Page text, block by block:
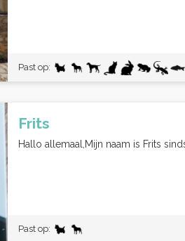
Past op:
Frits
Hallo allemaal,Mijn naam is Frits
Past op: